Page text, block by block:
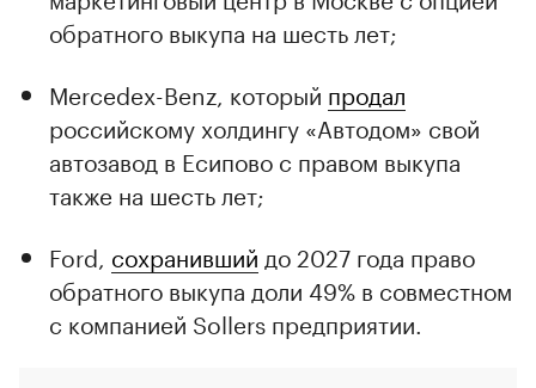
обратного выкупа на шесть лет;
Mercedex-Benz, который продал
российскому холдингу «Автодом» свой
автозавод в Есипово с правом выкупа
также на шесть лет;
Ford, сохранивший до 2027 года право
обратного выкупа доли 49% в совместном
с компанией Sollers предприятии.